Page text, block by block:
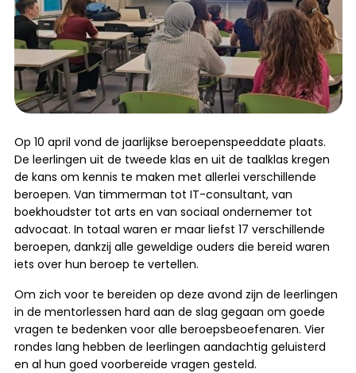
Op 10 april vond de jaarlijkse beroepenspeeddate plaats.
De leerlingen uit de tweede klas en uit de taalklas kregen
de kans om kennis te maken met allerlei verschillende
beroepen. Van timmerman tot IT-consultant, van
boekhoudster tot arts en van sociaal ondernemer tot
advocaat. In totaal waren er maar liefst 17 verschillende
beroepen, dankzij alle geweldige ouders die bereid waren
iets over hun beroep te vertellen.
Om zich voor te bereiden op deze avond zijn de leerlingen
in de mentorlessen hard aan de slag gegaan om goede
vragen te bedenken voor alle beroepsbeoefenaren. Vier
rondes lang hebben de leerlingen aandachtig geluisterd
en al hun goed voorbereide vragen gesteld.